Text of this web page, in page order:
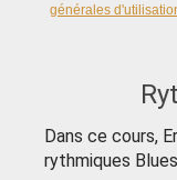
générales
Dans ce cours,
rythmiques